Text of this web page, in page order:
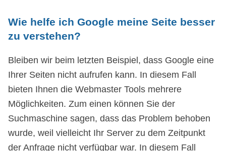
Wie helfe ich Google meine Seite besser
zu verstehen?
Bleiben wir beim letzten Beispiel, dass Google eine
Ihrer Seiten nicht aufrufen kann. In diesem Fall
bieten Ihnen die Webmaster Tools mehrere
Möglichkeiten. Zum einen können Sie der
Suchmaschine sagen, dass das Problem behoben
wurde, weil vielleicht Ihr Server zu dem Zeitpunkt
der Anfrage nicht verfügbar war. In diesem Fall